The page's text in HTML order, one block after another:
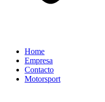
Home
Empresa
Contacto
Motorsport